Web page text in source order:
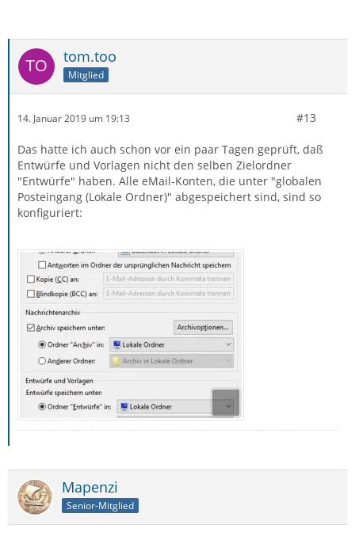
tom.too
Mitglied
14. Januar 2019 um 19:13 #13
Das hatte ich auch schon vor ein paar Tagen geprüft, daß
Entwürfe und Vorlagen nicht den selben Zielordner
"Entwürfe" haben. Alle eMail-Konten, die unter "globalen
Posteingang (Lokale Ordner)" abgespeichert sind, sind so
konfiguriert:
Mapenzi
Senior-Mitglied